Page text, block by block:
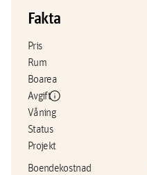
Fakta
Pris
Rum
Boarea
Avgiftinfo
Våning
Status
Projekt
Boendekostnad